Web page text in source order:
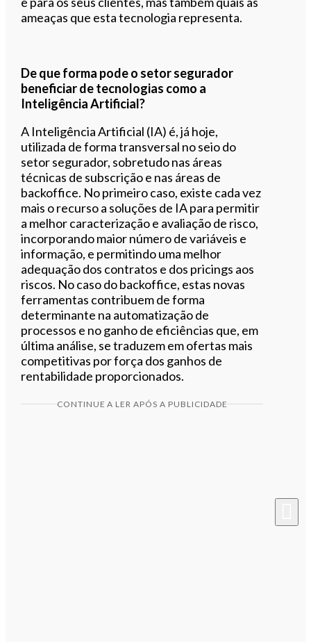
ameaças que esta tecnologia representa.
De que forma pode o setor segurador
beneficiar de tecnologias como a
Inteligência Artificial?
A Inteligência Artificial (IA) é, já hoje,
utilizada de forma transversal no seio do
setor segurador, sobretudo nas áreas
técnicas de subscrição e nas áreas de
backoffice. No primeiro caso, existe cada vez
mais o recurso a soluções de IA para permitir
a melhor caracterização e avaliação de risco,
incorporando maior número de variáveis e
informação, e permitindo uma melhor
adequação dos contratos e dos pricings aos
riscos. No caso do backoffice, estas novas
ferramentas contribuem de forma
determinante na automatização de
processos e no ganho de eficiências que, em
última análise, se traduzem em ofertas mais
competitivas por força dos ganhos de
rentabilidade proporcionados.
CONTINUE A LER APÓS A PUBLICIDADE